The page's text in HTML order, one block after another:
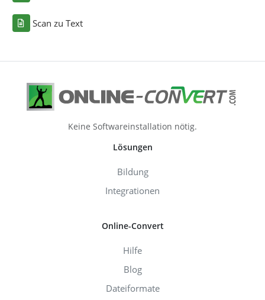
Scan zu Text
Keine Softwareinstallation nötig.
Lösungen
Bildung
Integrationen
Online-Convert
Hilfe
Blog
Dateiformate